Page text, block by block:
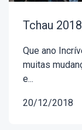
Tchau
Que ano
muitas
e...
20/12/2018